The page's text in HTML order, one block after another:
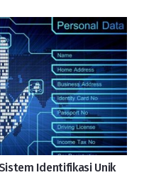
Identifikasi Unik